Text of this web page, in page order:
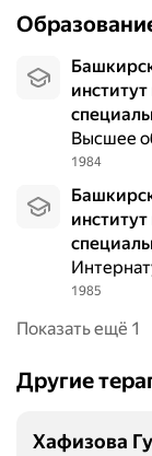
Башкирский государственный медицинский
Высшее
1984
Башкирский государственный медицинский
1985
Показать ещё 1
Другие
Хафизова